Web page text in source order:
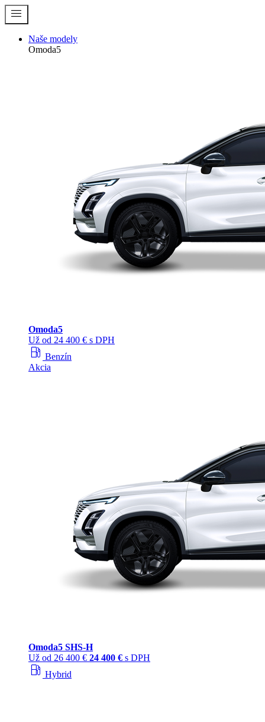
menu
Naše modely
Omoda5
Omoda5
Už od 24 400 € s DPH
local_gas_station Benzín
Akcia
Omoda5 SHS‑H
Už od 26 400 € 24 400 € s DPH
local_gas_station Hybrid